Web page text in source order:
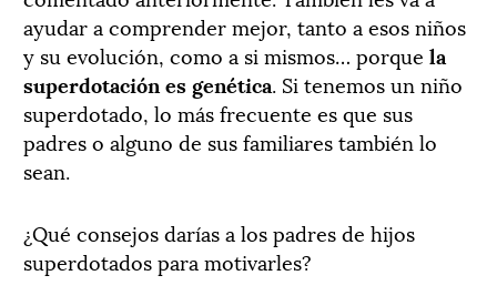
ayudar a comprender mejor, tanto a esos niños
y su evolución, como a si mismos… porque la
superdotación es genética. Si tenemos un niño
superdotado, lo más frecuente es que sus
padres o alguno de sus familiares también lo
sean.
¿Qué consejos darías a los padres de hijos
superdotados para motivarles?